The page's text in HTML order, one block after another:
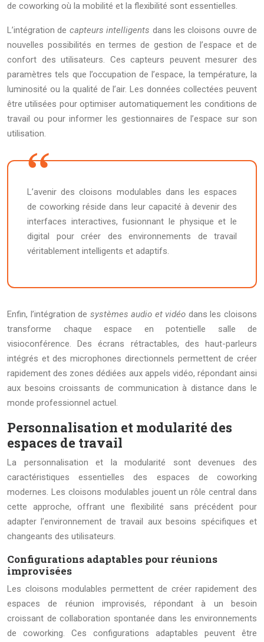
de coworking où la mobilité et la flexibilité sont essentielles.
L’intégration de capteurs intelligents dans les cloisons ouvre de
nouvelles possibilités en termes de gestion de l’espace et de
confort des utilisateurs. Ces capteurs peuvent mesurer des
paramètres tels que l’occupation de l’espace, la température, la
luminosité ou la qualité de l’air. Les données collectées peuvent
être utilisées pour optimiser automatiquement les conditions de
travail ou pour informer les gestionnaires de l’espace sur son
utilisation.
L’avenir des cloisons modulables dans les espaces
de coworking réside dans leur capacité à devenir des
interfaces interactives, fusionnant le physique et le
digital pour créer des environnements de travail
véritablement intelligents et adaptifs.
Enfin, l’intégration de systèmes audio et vidéo dans les cloisons
transforme chaque espace en potentielle salle de
visioconférence. Des écrans rétractables, des haut-parleurs
intégrés et des microphones directionnels permettent de créer
rapidement des zones dédiées aux appels vidéo, répondant ainsi
aux besoins croissants de communication à distance dans le
monde professionnel actuel.
Personnalisation et modularité des
espaces de travail
La personnalisation et la modularité sont devenues des
caractéristiques essentielles des espaces de coworking
modernes. Les cloisons modulables jouent un rôle central dans
cette approche, offrant une flexibilité sans précédent pour
adapter l’environnement de travail aux besoins spécifiques et
changeants des utilisateurs.
Configurations adaptables pour réunions
improvisées
Les cloisons modulables permettent de créer rapidement des
espaces de réunion improvisés, répondant à un besoin
croissant de collaboration spontanée dans les environnements
de coworking. Ces configurations adaptables peuvent être